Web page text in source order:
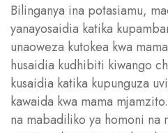
Bilinganya ina potasiamu,
yanayosaidia katika
unaoweza kutokea kwa
husaidia kudhibiti kiwango
kusaidia katika kupunguza
kawaida kwa mama
na mabadiliko ya homoni na